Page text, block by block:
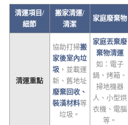
清運項目/
細節
搬家清運/
清潔
家庭廢棄物
清運重點
協助打掃搬
家後室內垃
圾 ，並載運
新、舊地址
廢棄回收、
裝潢材料等
垃圾。
家庭丟棄廢
棄物清運
如：電子
鍋、烤箱、
掃地機器
人、小型烘
衣機、電腦
等。